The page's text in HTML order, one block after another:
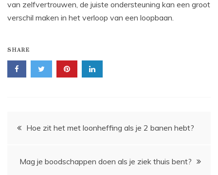
van zelfvertrouwen, de juiste ondersteuning kan een groot
verschil maken in het verloop van een loopbaan.
SHARE
Bericht
Hoe zit het met loonheffing als je 2 banen hebt?
Mag je boodschappen doen als je ziek thuis bent?